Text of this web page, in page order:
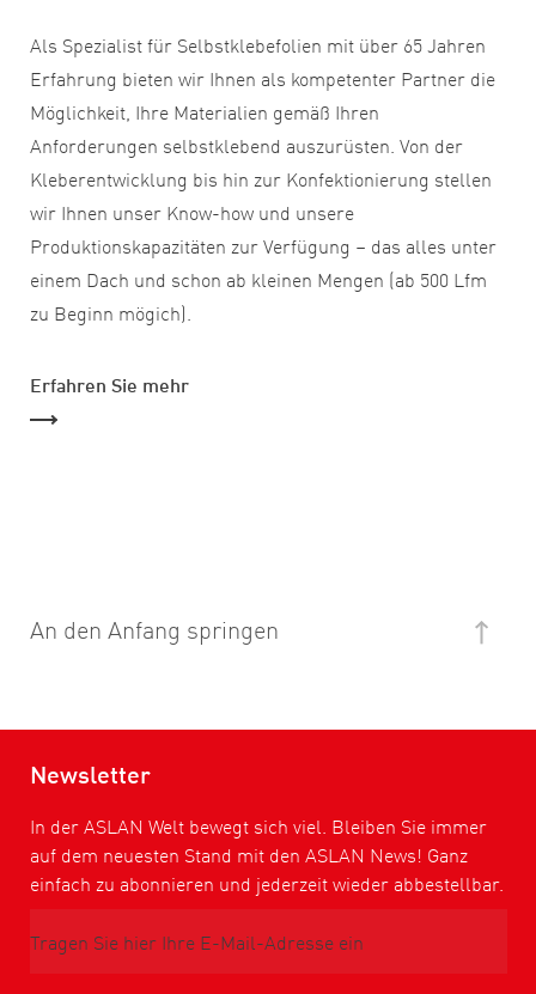
Als Spezialist für Selbstklebefolien mit über 65 Jahren
Erfahrung bieten wir Ihnen als kompetenter Partner die
Möglichkeit, Ihre Materialien gemäß Ihren
Anforderungen selbstklebend auszurüsten. Von der
Kleberentwicklung bis hin zur Konfektionierung stellen
wir Ihnen unser Know-how und unsere
Produktionskapazitäten zur Verfügung – das alles unter
einem Dach und schon ab kleinen Mengen (ab 500 Lfm
zu Beginn mögich).
Erfahren Sie mehr
An den Anfang springen
Newsletter
In der ASLAN Welt bewegt sich viel. Bleiben Sie immer
auf dem neuesten Stand mit den ASLAN News! Ganz
einfach zu abonnieren und jederzeit wieder abbestellbar.